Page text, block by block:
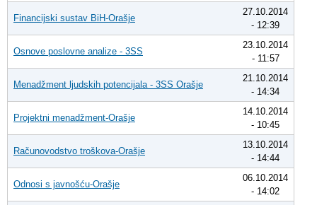
Financijski sustav BiH-Orašje
27.10.2014
- 12:39
Osnove poslovne analize - 3SS
23.10.2014
- 11:57
Menadžment ljudskih potencijala - 3SS Orašje
21.10.2014
- 14:34
Projektni menadžment-Orašje
14.10.2014
- 10:45
Računovodstvo troškova-Orašje
13.10.2014
- 14:44
Odnosi s javnošću-Orašje
06.10.2014
- 14:02